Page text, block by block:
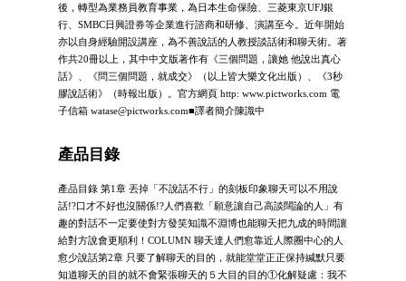
後，轉型為業務員教育事業，為日本生命保險、三菱東京UFJ銀
行、SMBC日興證券等企業進行諮商和研修、演講至今。近年開始
亦以自身經驗開設講座，為不善說話的人教授談話術和聊天術。著
作共20冊以上，其中中文版著作有《三個問題，讓她 他說出真心
話》、《問三個問題，就成交》（以上皆大樂文化出版）、《3秒
膠說話術》（時報出版）。官方網頁 http: www.pictworks.com 電
子信箱 watase@pictworks.com■譯者簡介陳識中
產品目錄
產品目錄 第1章 丟掉「不說話不行」的刻板印象聊天可以不用說
話!?口才不好也沒關係!?人們喜歡「願意讓自己高談闊論的人」有
趣的對話不一定要使對方發笑知識不淵博也能聊天把九成的時間讓
給對方說會更順利！COLUMN 聊天達人們愈靠近人際圈中心的人
愈少說話第2章 只要了解聊天的目的，就能堂堂正正保持緘默只要
知道聊天的目的就不會緊張聊天的５大目的目的①化解疑慮：我不